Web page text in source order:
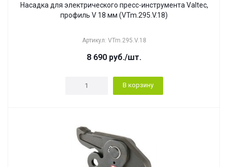
Насадка для электрического пресс-инструмента Valtec,
профиль V 18 мм (VTm.295.V.18)
Артикул: VTm.295.V.18
8 690 руб./шт.
В корзину